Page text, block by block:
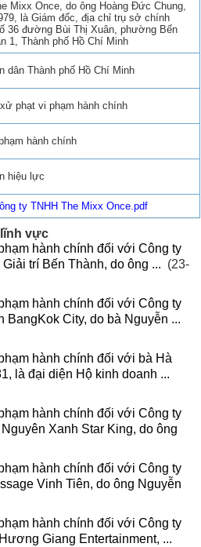
Mixx Once, do ông Hoàng Đức Chung,
là Giám đốc, địa chỉ trụ sở chính
36 đường Bùi Thị Xuân, phường Bến
1, Thành phố Hồ Chí Minh
dân Thành phố Hồ Chí Minh
phạt vi phạm hành chính
hành chính
hiệu lực
ty TNHH The Mixx Once.pdf
vực
hành chính đối với Công ty
trí Bến Thành, do ông ... (23-
hành chính đối với Công ty
BangKok City, do bà Nguyễn ...
hành chính đối với bà Hà
là đại diện Hộ kinh doanh ...
hành chính đối với Công ty
Xanh Star King, do ông
hành chính đối với Công ty
Vinh Tiên, do ông Nguyễn
hành chính đối với Công ty
Giang Entertainment, ...